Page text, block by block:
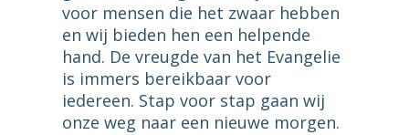
voor mensen die het zwaar hebben
en wij bieden hen een helpende
hand. De vreugde van het Evangelie
is immers bereikbaar voor
iedereen. Stap voor stap gaan wij
onze weg naar een nieuwe morgen.